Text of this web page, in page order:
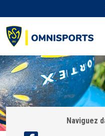
Naviguez